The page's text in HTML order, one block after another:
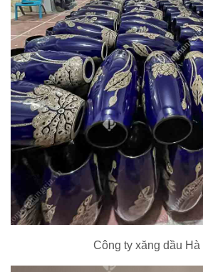
Công ty xăng dầu Hà